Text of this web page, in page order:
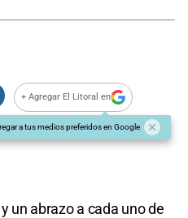
+ Agregar El Litoral en
a tus medios preferidos en Google
un abrazo a cada uno de